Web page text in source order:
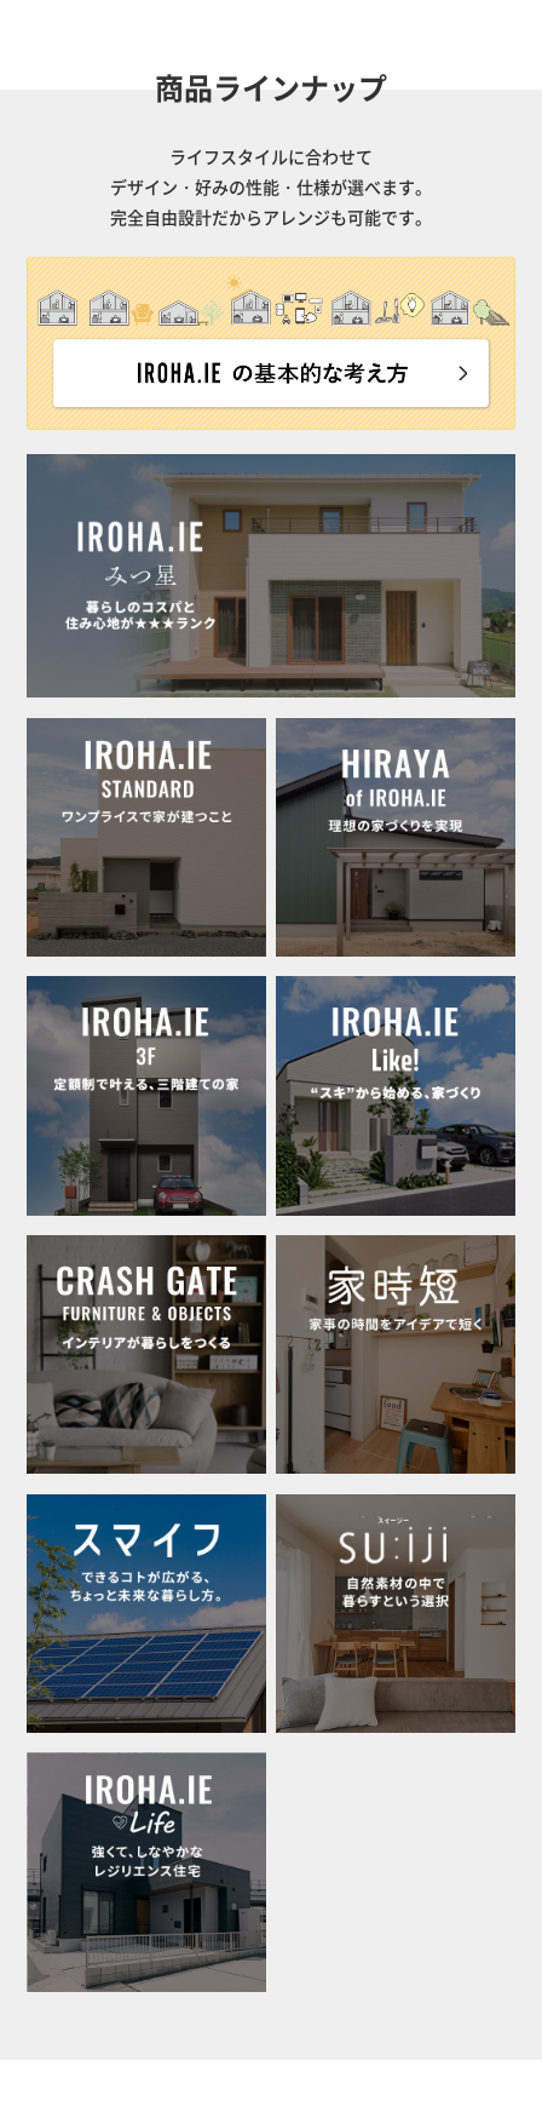
商品ラインナップ
ライフスタイルに合わせて
デザイン・好みの性能・仕様が選べます。
完全自由設計だからアレンジも可能です。